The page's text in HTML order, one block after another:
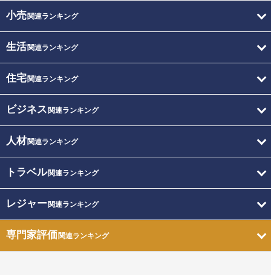
小売関連ランキング
生活関連ランキング
住宅関連ランキング
ビジネス 関連ランキング
人材関連ランキング
トラベル関連ランキング
レジャー関連ランキング
専門家評価関連ランキング